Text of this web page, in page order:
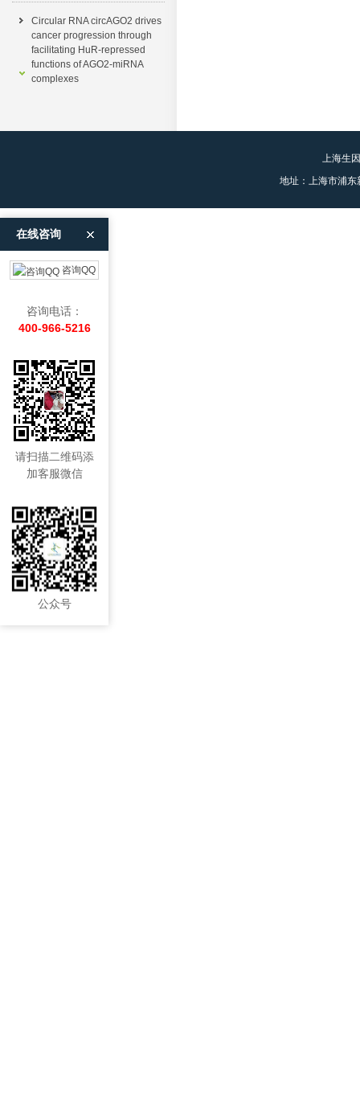
Circular RNA circAGO2 drives
cancer progression through
facilitating HuR-repressed
functions of AGO2-miRNA
complexes
上海生
地址：上海市浦
在线咨询
咨询QQ
咨询电话：
400-966-5216
请扫描二维码添
加客服微信
公众号